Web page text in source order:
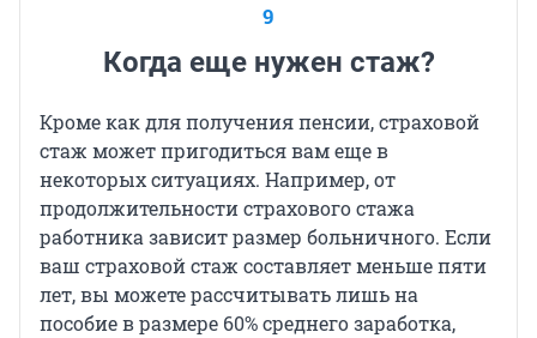
9
Когда еще нужен стаж?
Кроме как для получения пенсии, страховой
стаж может пригодиться вам еще в
некоторых ситуациях. Например, от
продолжительности страхового стажа
работника зависит размер больничного. Если
ваш страховой стаж составляет меньше пяти
лет, вы можете рассчитывать лишь на
пособие в размере 60% среднего заработка,